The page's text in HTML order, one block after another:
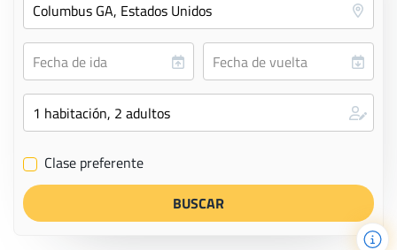
✔ Clase preferente